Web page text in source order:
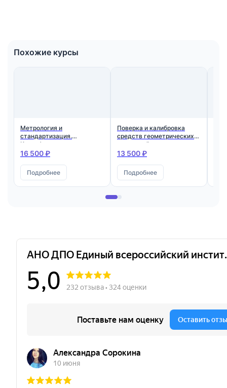
Похожие курсы
Метрология и
стандартизация.
Квалификация:
Специалист по метрологии
16 500 ₽
Подробнее
Поверка и калибровка
средств геометрических
измерений
13 500 ₽
Подробнее